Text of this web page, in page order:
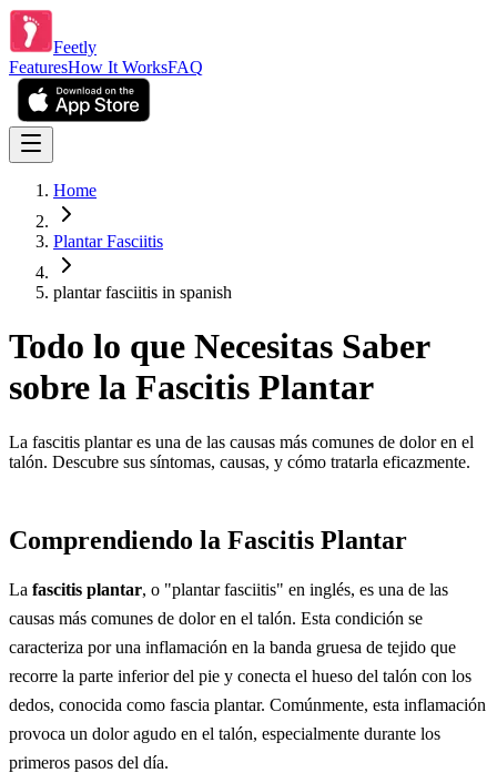
Feetly
FeaturesHow It WorksFAQ
Home
Plantar Fasciitis
plantar fasciitis in spanish
Todo lo que Necesitas Saber
sobre la Fascitis Plantar
La fascitis plantar es una de las causas más comunes de dolor en el
talón. Descubre sus síntomas, causas, y cómo tratarla eficazmente.
Comprendiendo la Fascitis Plantar
La fascitis plantar, o "plantar fasciitis" en inglés, es una de las
causas más comunes de dolor en el talón. Esta condición se
caracteriza por una inflamación en la banda gruesa de tejido que
recorre la parte inferior del pie y conecta el hueso del talón con los
dedos, conocida como fascia plantar. Comúnmente, esta inflamación
provoca un dolor agudo en el talón, especialmente durante los
primeros pasos del día.